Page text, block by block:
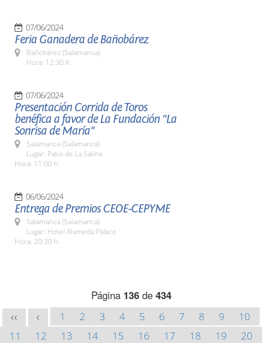
07/06/2024
Feria Ganadera de Bañobárez
Bañobárez (Salamanca)
Hora: 12:30 h.
07/06/2024
Presentación Corrida de Toros
benéfica a favor de La Fundación "La
Sonrisa de María"
Salamanca (Salamanca)
Lugar: Patio de La Salina
Hora: 11:00 h.
06/06/2024
Entrega de Premios CEOE-CEPYME
Salamanca (Salamanca)
Lugar: Hotel Alameda Palace
Hora: 20:30 h.
Página 136de 434
<< < 1 2 3 4 5 6 7 8 9
10
11
12 13 14 15 16 17 18 19
20